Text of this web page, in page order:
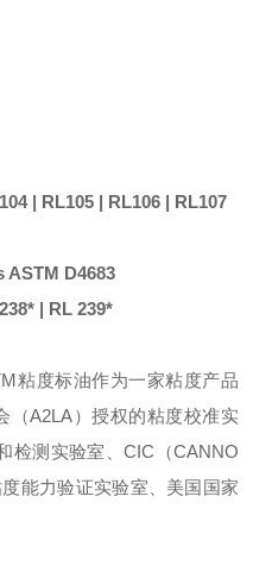
| RL105 | RL106 | RL107
ASTM D4683
| RL 239*
粘度标油作为一家粘度产品
（A2LA）授权的粘度校准实
检测实验室、CIC（CANNO
能力验证实验室、美国国家